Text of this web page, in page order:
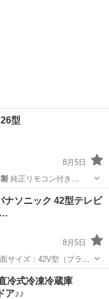
型
8月5日
純正リモコン付き
ナソニック 42型テレビ
…
8月5日
サイズ：42V型（プラズ
冷式冷凍冷蔵庫
ア♪♪